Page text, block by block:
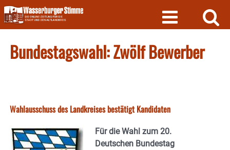
Skip
to
content
Bundestagswahl: Zwölf Bewerber
Wahlausschuss des Landkreises bestätigt Kandidaten
Für die Wahl zum 20.
Deutschen Bundestag